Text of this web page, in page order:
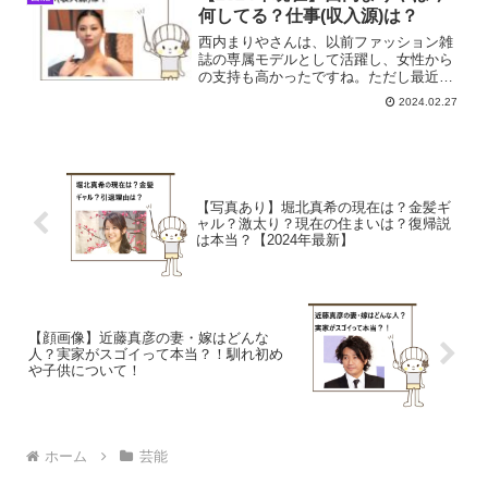
似ているって本当？そ...
何してる？仕事(収入源)は？
西内まりやさんは、以前ファッション雑
誌の専属モデルとして活躍し、女性から
の支持も高かったですね。ただし最近で
は、テレビなどのメディアでの露出が減
少しています。西内まりやさん、最近ど
2024.02.27
【写真あり】堀北真希の現在は？金髪ギ
ャル？激太り？現在の住まいは？復帰説
は本当？【2024年最新】
【顔画像】近藤真彦の妻・嫁はどんな
人？実家がスゴイって本当？！馴れ初め
や子供について！
ホーム 芸能